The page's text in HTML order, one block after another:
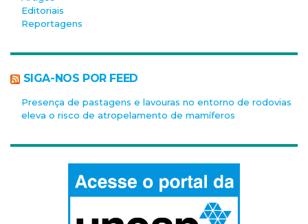
Editoriais
Reportagens
SIGA-NOS POR FEED
Presença de pastagens e lavouras no entorno de rodovias
eleva o risco de atropelamento de mamíferos